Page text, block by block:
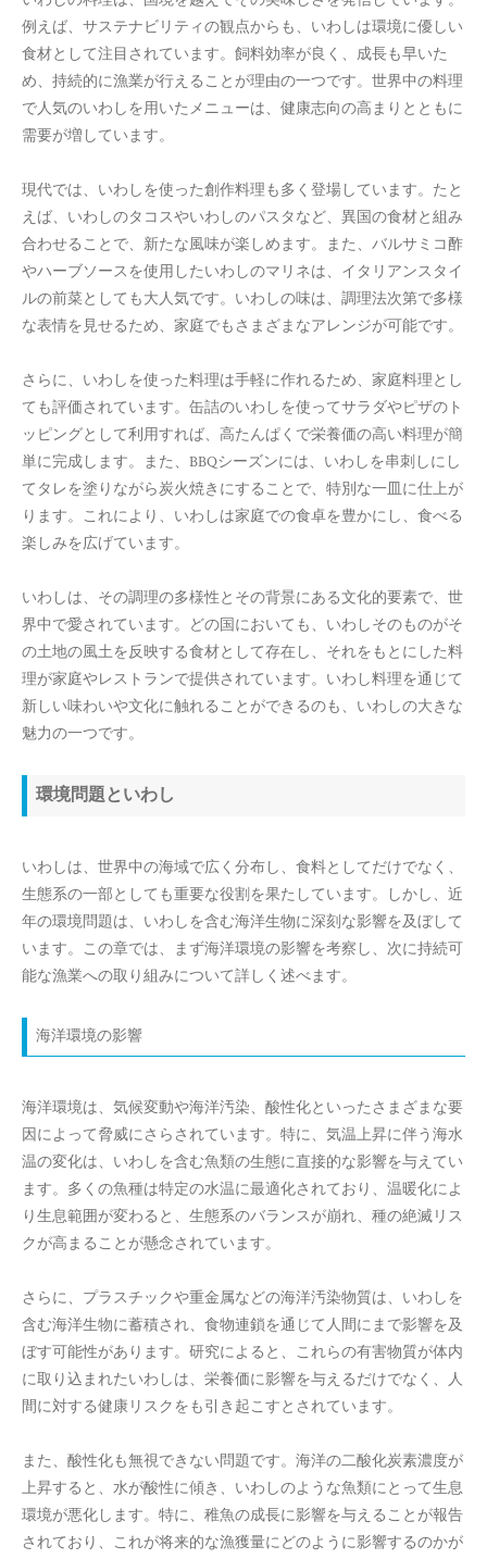
例えば、サステナビリティの観点からも、いわしは環境に優しい
食材として注目されています。飼料効率が良く、成長も早いた
め、持続的に漁業が行えることが理由の一つです。世界中の料理
で人気のいわしを用いたメニューは、健康志向の高まりとともに
需要が増しています。
現代では、いわしを使った創作料理も多く登場しています。たと
えば、いわしのタコスやいわしのパスタなど、異国の食材と組み
合わせることで、新たな風味が楽しめます。また、バルサミコ酢
やハーブソースを使用したいわしのマリネは、イタリアンスタイ
ルの前菜としても大人気です。いわしの味は、調理法次第で多様
な表情を見せるため、家庭でもさまざまなアレンジが可能です。
さらに、いわしを使った料理は手軽に作れるため、家庭料理とし
ても評価されています。缶詰のいわしを使ってサラダやピザのト
ッピングとして利用すれば、高たんぱくで栄養価の高い料理が簡
単に完成します。また、BBQシーズンには、いわしを串刺しにし
てタレを塗りながら炭火焼きにすることで、特別な一皿に仕上が
ります。これにより、いわしは家庭での食卓を豊かにし、食べる
楽しみを広げています。
いわしは、その調理の多様性とその背景にある文化的要素で、世
界中で愛されています。どの国においても、いわしそのものがそ
の土地の風土を反映する食材として存在し、それをもとにした料
理が家庭やレストランで提供されています。いわし料理を通じて
新しい味わいや文化に触れることができるのも、いわしの大きな
魅力の一つです。
環境問題といわし
いわしは、世界中の海域で広く分布し、食料としてだけでなく、
生態系の一部としても重要な役割を果たしています。しかし、近
年の環境問題は、いわしを含む海洋生物に深刻な影響を及ぼして
います。この章では、まず海洋環境の影響を考察し、次に持続可
能な漁業への取り組みについて詳しく述べます。
海洋環境の影響
海洋環境は、気候変動や海洋汚染、酸性化といったさまざまな要
因によって脅威にさらされています。特に、気温上昇に伴う海水
温の変化は、いわしを含む魚類の生態に直接的な影響を与えてい
ます。多くの魚種は特定の水温に最適化されており、温暖化によ
り生息範囲が変わると、生態系のバランスが崩れ、種の絶滅リス
クが高まることが懸念されています。
さらに、プラスチックや重金属などの海洋汚染物質は、いわしを
含む海洋生物に蓄積され、食物連鎖を通じて人間にまで影響を及
ぼす可能性があります。研究によると、これらの有害物質が体内
に取り込まれたいわしは、栄養価に影響を与えるだけでなく、人
間に対する健康リスクをも引き起こすとされています。
また、酸性化も無視できない問題です。海洋の二酸化炭素濃度が
上昇すると、水が酸性に傾き、いわしのような魚類にとって生息
環境が悪化します。特に、稚魚の成長に影響を与えることが報告
されており、これが将来的な漁獲量にどのように影響するのかが